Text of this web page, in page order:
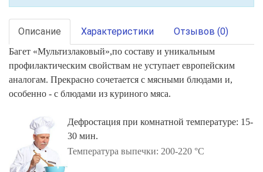
Описание Характеристики Отзывов (0)
Багет «Мультизлаковый»,по составу и уникальным
профилактическим свойствам не уступает европейским
аналогам. Прекрасно сочетается с мясными блюдами и,
особенно - с блюдами из куриного мяса.
Дефростация при комнатной температуре: 15-
30 мин.
Температура выпечки: 200-220 °С